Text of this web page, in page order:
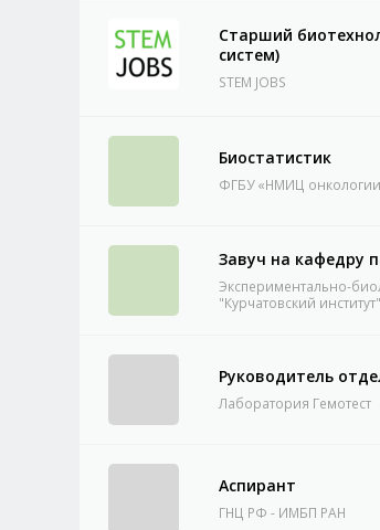
Старший
систем)
STEM JOBS
Биостатистик
ФГБУ «НМИЦ
Завуч на кафедру
Экспериментально-
"Курчатовский институт"
Руководитель
Лаборатория Гемотест
Аспирант
ГНЦ РФ - ИМБП РАН